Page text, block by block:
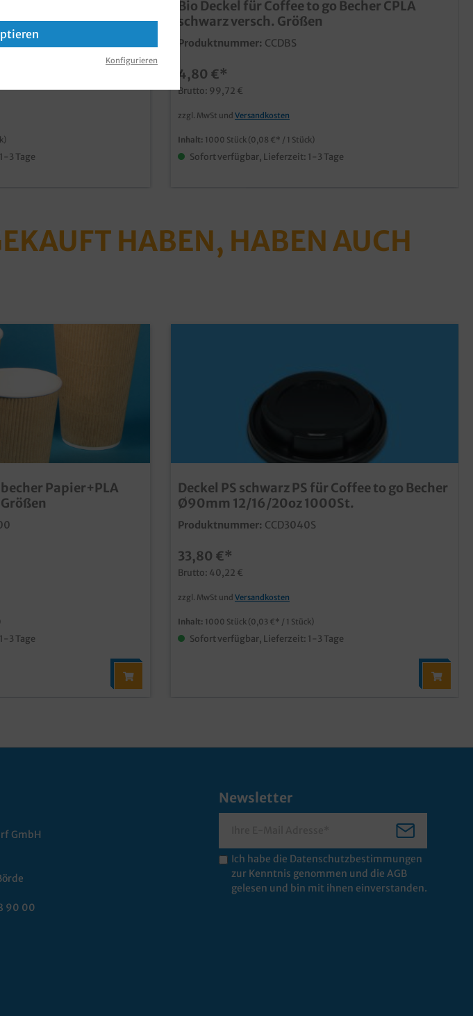
to go Becher
3 Tage
Bio Deckel für Coffee to go Becher CPLA
schwarz versch. Größen
Produktnummer: CCDBS
4,80 €*
Brutto: 99,72 €
zzgl. MwSt und Versandkosten
Inhalt: 1000 Stück (0,08 €* / 1 Stück)
Sofort verfügbar, Lieferzeit: 1-3 Tage
HABEN, HABEN AUCH
Papier+PLA
3 Tage
Deckel PS schwarz PS für Coffee to go Becher
Ø90mm 12/16/20oz 1000St.
Produktnummer: CCD3040S
33,80 €*
Brutto: 40,22 €
zzgl. MwSt undVersandkosten
Inhalt: 1000 Stück (0,03 €* / 1 Stück)
Sofort verfügbar, Lieferzeit: 1-3 Tage
GmbH
90 00
Newsletter
Ich habe die Datenschutzbestimmungen
zur Kenntnis genommen und die AGB
gelesen und bin mit ihnen einverstanden.
Konfigurieren